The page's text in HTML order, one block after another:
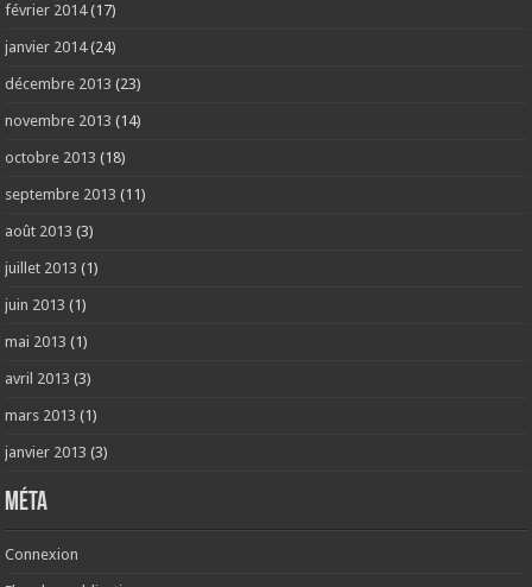
février 2014(17)
janvier 2014(24)
décembre 2013 (23)
novembre 2013 (14)
octobre 2013 (18)
septembre 2013 (11)
août 2013 (3)
juillet 2013 (1)
juin 2013 (1)
mai 2013 (1)
avril 2013 (3)
mars 2013 (1)
janvier 2013 (3)
Méta
Connexion